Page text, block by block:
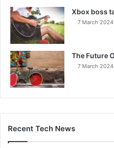
Xbox boss
7 March 2024
The Future
7 March 2024
Recent Tech News